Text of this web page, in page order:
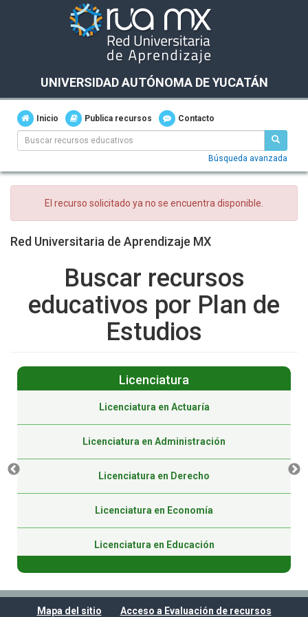
UNIVERSIDAD AUTÓNOMA DE YUCATÁN
Inicio Publica recursos Contacto
Búsqueda avanzada
El recurso solicitado ya no se encuentra disponible.
Red Universitaria de Aprendizaje MX
Buscar recursos
educativos por Plan de
Estudios
Licenciatura
Licenciatura en Actuaría
Licenciatura en Administración
Licenciatura en Derecho
Licenciatura en Economía
Licenciatura en Educación
Licenciatura en Gestión Pública (Virtual)
Mapa del sitio Acceso a Evaluación de recursos